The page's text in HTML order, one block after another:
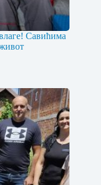
Савићима